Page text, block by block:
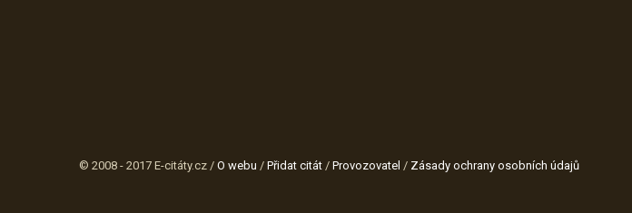
© 2008 - 2017 E-citáty.cz / O webu / Přidat citát / Provozovatel / Zásady ochrany osobních údajů